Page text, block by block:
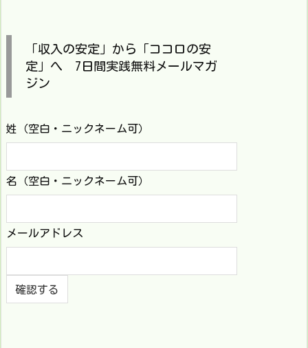
「収入の安定」から「ココロの安
定」へ 7日間実践無料メールマガ
ジン
姓（空白・ニックネーム可）
名（空白・ニックネーム可）
メールアドレス